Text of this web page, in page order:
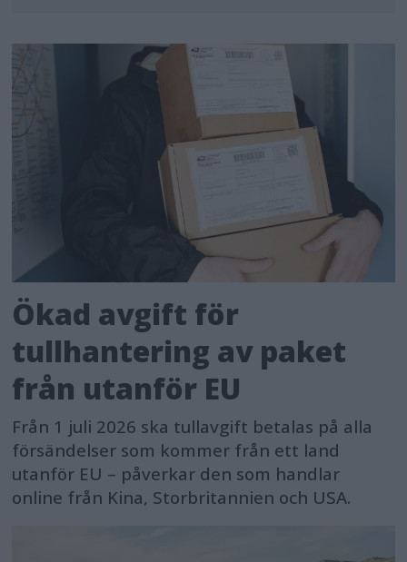
Ökad avgift för
tullhantering av paket
från utanför EU
Från 1 juli 2026 ska tullavgift betalas på alla
försändelser som kommer från ett land
utanför EU – påverkar den som handlar
online från Kina, Storbritannien och USA.